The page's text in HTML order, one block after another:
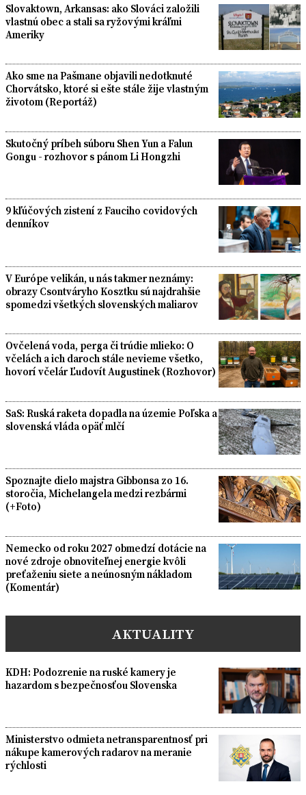
Slovaktown, Arkansas: ako Slováci založili
vlastnú obec a stali sa ryžovými kráľmi
Ameriky
Ako sme na Pašmane objavili nedotknuté
Chorvátsko, ktoré si ešte stále žije vlastným
životom (Reportáž)
Skutočný príbeh súboru Shen Yun a Falun
Gongu - rozhovor s pánom Li Hongzhi
9 kľúčových zistení z Fauciho covidových
denníkov
V Európe velikán, u nás takmer neznámy:
obrazy Csontváryho Kosztku sú najdrahšie
spomedzi všetkých slovenských maliarov
Ovčelená voda, perga či trúdie mlieko: O
včelách a ich daroch stále nevieme všetko,
hovorí včelár Ľudovít Augustinek (Rozhovor)
SaS: Ruská raketa dopadla na územie Poľska a
slovenská vláda opäť mlčí
Spoznajte dielo majstra Gibbonsa zo 16.
storočia, Michelangela medzi rezbármi
(+Foto)
Nemecko od roku 2027 obmedzí dotácie na
nové zdroje obnoviteľnej energie kvôli
preťaženiu siete a neúnosným nákladom
(Komentár)
AKTUALITY
KDH: Podozrenie na ruské kamery je
hazardom s bezpečnosťou Slovenska
Ministerstvo odmieta netransparentnosť pri
nákupe kamerových radarov na meranie
rýchlosti